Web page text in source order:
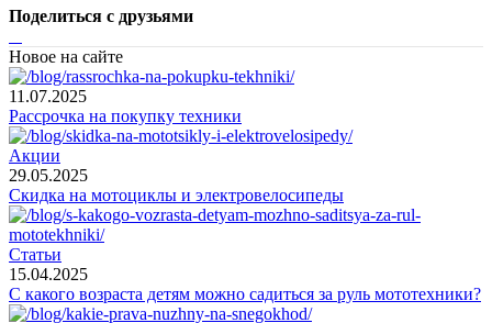
Поделиться с друзьями
Новое на сайте
11.07.2025
Рассрочка на покупку техники
Акции
29.05.2025
Скидка на мотоциклы и электровелосипеды
Статьи
15.04.2025
С какого возраста детям можно садиться за руль мототехники?